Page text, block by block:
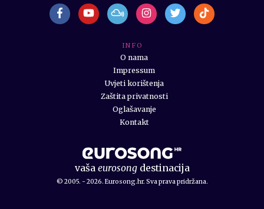
vaša eurosongdestinacija
© 2005. - 2026. Eurosong.hr. Sva prava pridržana.
I N F O
O nama
Impressum
Uvjeti korištenja
Zaštita privatnosti
Oglašavanje
Kontakt